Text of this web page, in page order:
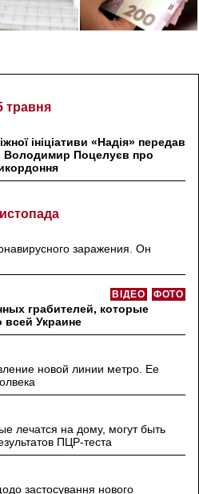
травня
ініціативи «Надія» передав
Володимир Поцелуєв про
заражения. Он
ФОТО
ВІДЕО
грабителей, которые
всей Украине
новой линии метро. Ее
лечатся на дому, могут быть
ПЦР-теста
застосування нового